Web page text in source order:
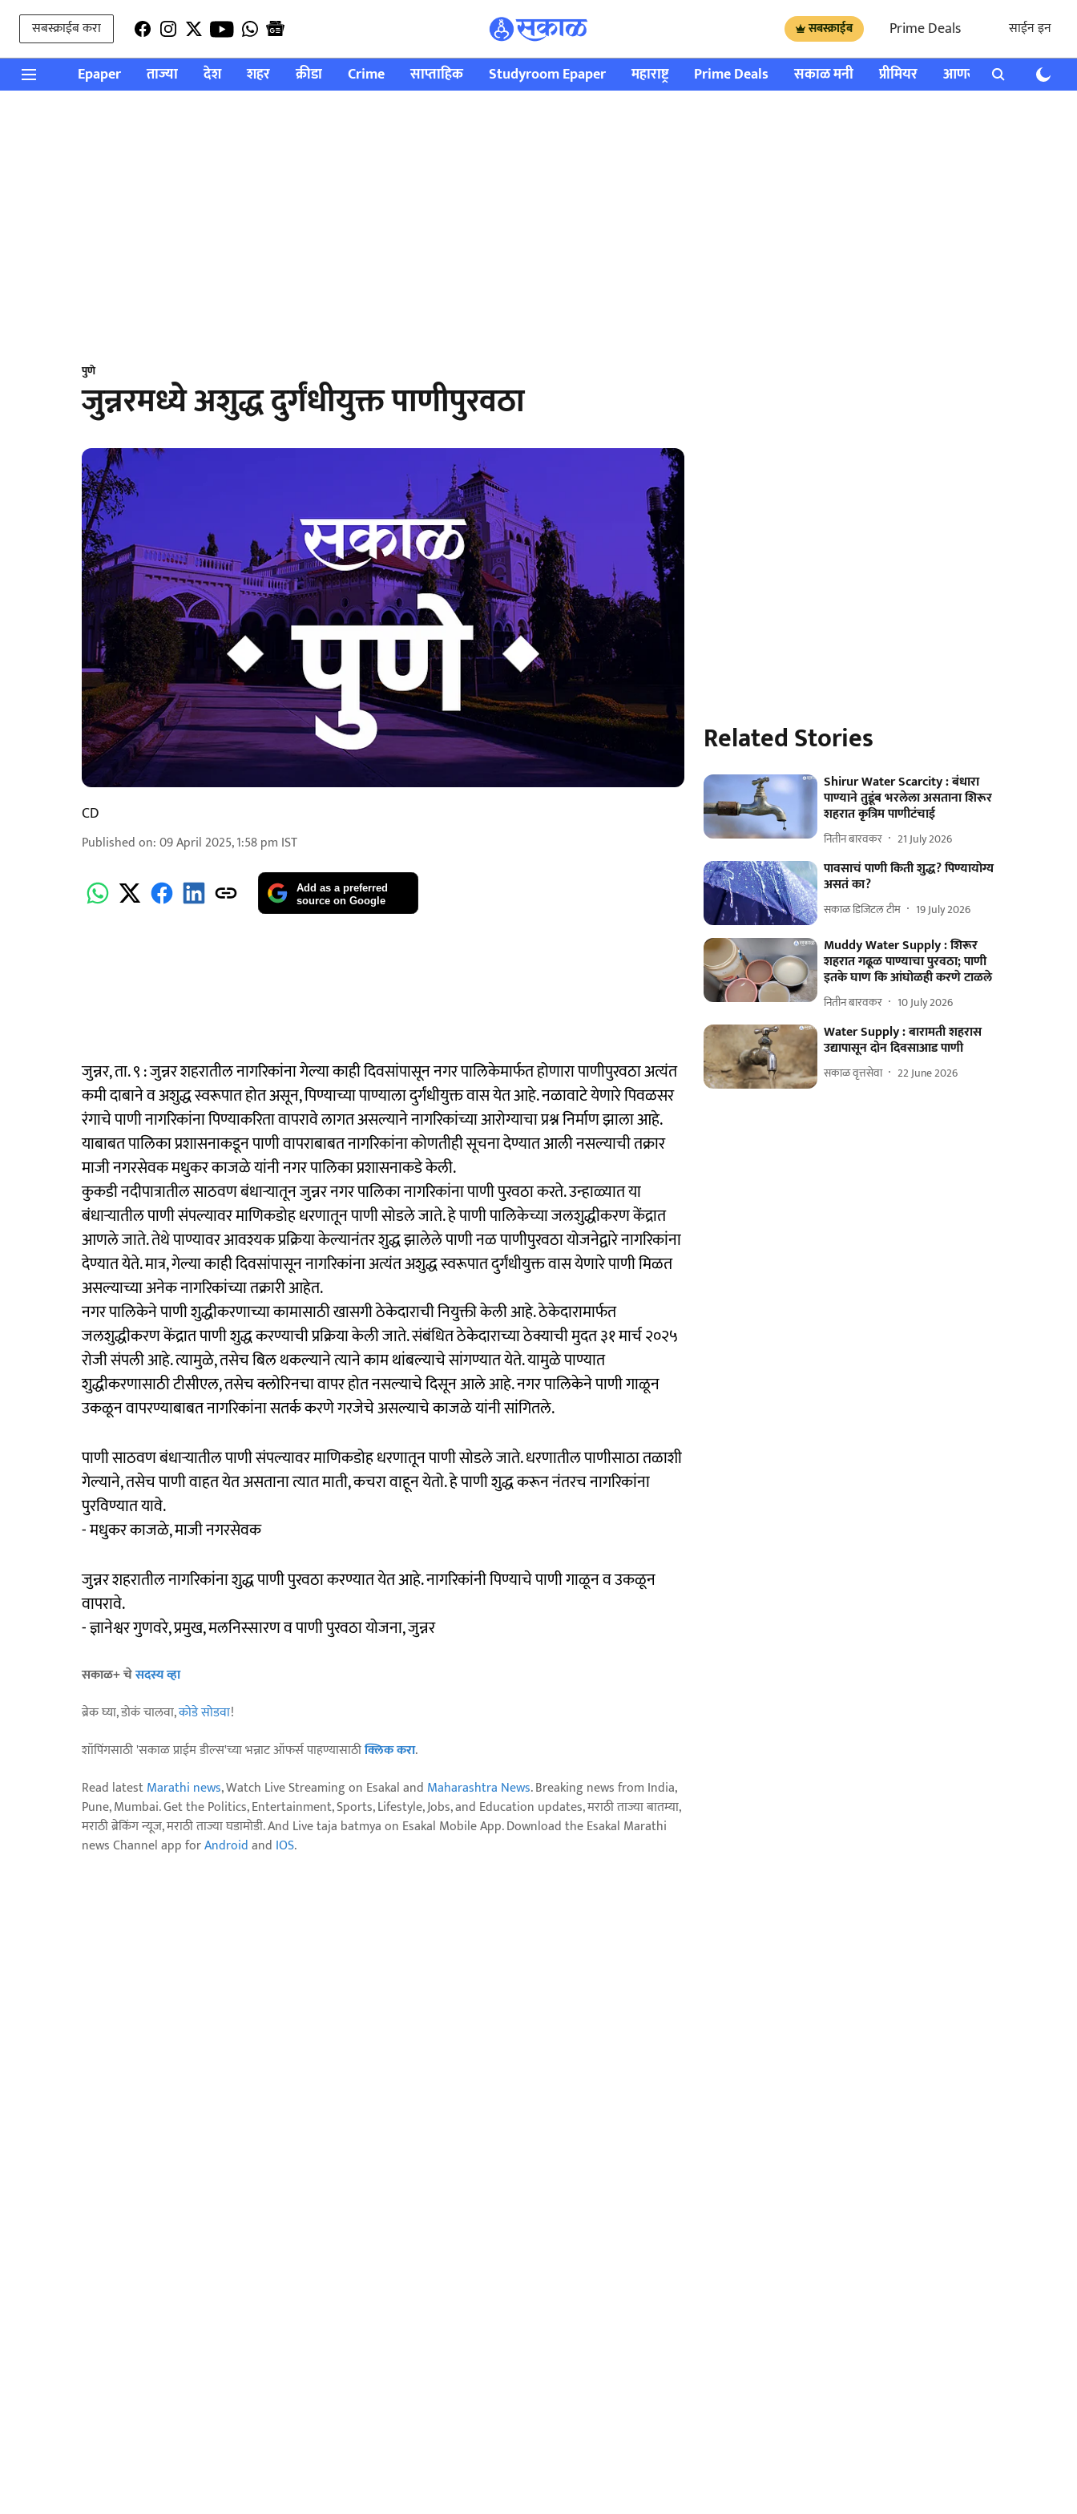
सबस्क्राईब करा सबस्क्राईब Prime Deals साईन इन
Epaper ताज्या देश शहर क्रीडा Crime साप्ताहिक Studyroom Epaper महाराष्ट्र Prime Deals सकाळ मनी प्रीमियर आणखी राशी भविष्य
पुणे
जुन्नरमध्ये अशुद्ध दुर्गंधीयुक्त पाणीपुरवठा
CD
Published on:09 April 2025, 1:58 pm IST
Add as a preferred
source on Google
जुन्नर, ता. ९ : जुन्नर शहरातील नागरिकांना गेल्या काही दिवसांपासून नगर पालिकेमार्फत होणारा पाणीपुरवठा अत्यंत
कमी दाबाने व अशुद्ध स्वरूपात होत असून, पिण्याच्या पाण्याला दुर्गंधीयुक्त वास येत आहे. नळावाटे येणारे पिवळसर
रंगाचे पाणी नागरिकांना पिण्याकरिता वापरावे लागत असल्याने नागरिकांच्या आरोग्याचा प्रश्न निर्माण झाला आहे.
याबाबत पालिका प्रशासनाकडून पाणी वापराबाबत नागरिकांना कोणतीही सूचना देण्यात आली नसल्याची तक्रार
माजी नगरसेवक मधुकर काजळे यांनी नगर पालिका प्रशासनाकडे केली.
कुकडी नदीपात्रातील साठवण बंधाऱ्यातून जुन्नर नगर पालिका नागरिकांना पाणी पुरवठा करते. उन्हाळ्यात या
बंधाऱ्यातील पाणी संपल्यावर माणिकडोह धरणातून पाणी सोडले जाते. हे पाणी पालिकेच्या जलशुद्धीकरण केंद्रात
आणले जाते. तेथे पाण्यावर आवश्यक प्रक्रिया केल्यानंतर शुद्ध झालेले पाणी नळ पाणीपुरवठा योजनेद्वारे नागरिकांना
देण्यात येते. मात्र, गेल्या काही दिवसांपासून नागरिकांना अत्यंत अशुद्ध स्वरूपात दुर्गंधीयुक्त वास येणारे पाणी मिळत
असल्याच्या अनेक नागरिकांच्या तक्रारी आहेत.
नगर पालिकेने पाणी शुद्धीकरणाच्या कामासाठी खासगी ठेकेदाराची नियुक्ती केली आहे. ठेकेदारामार्फत
जलशुद्धीकरण केंद्रात पाणी शुद्ध करण्याची प्रक्रिया केली जाते. संबंधित ठेकेदाराच्या ठेक्याची मुदत ३१ मार्च २०२५
रोजी संपली आहे. त्यामुळे, तसेच बिल थकल्याने त्याने काम थांबल्याचे सांगण्यात येते. यामुळे पाण्यात
शुद्धीकरणासाठी टीसीएल, तसेच क्लोरिनचा वापर होत नसल्याचे दिसून आले आहे. नगर पालिकेने पाणी गाळून
उकळून वापरण्याबाबत नागरिकांना सतर्क करणे गरजेचे असल्याचे काजळे यांनी सांगितले.
पाणी साठवण बंधाऱ्यातील पाणी संपल्यावर माणिकडोह धरणातून पाणी सोडले जाते. धरणातील पाणीसाठा तळाशी
गेल्याने, तसेच पाणी वाहत येत असताना त्यात माती, कचरा वाहून येतो. हे पाणी शुद्ध करून नंतरच नागरिकांना
पुरविण्यात यावे.
- मधुकर काजळे, माजी नगरसेवक
जुन्नर शहरातील नागरिकांना शुद्ध पाणी पुरवठा करण्यात येत आहे. नागरिकांनी पिण्याचे पाणी गाळून व उकळून
वापरावे.
- ज्ञानेश्वर गुणवरे, प्रमुख, मलनिस्सारण व पाणी पुरवठा योजना, जुन्नर
सकाळ+ चेसदस्य व्हा
ब्रेक घ्या, डोकं चालवा,कोडे सोडवा!
शॉपिंगसाठी 'सकाळ प्राईम डील्स'च्या भन्नाट ऑफर्स पाहण्यासाठीक्लिक करा.
Read latestMarathi news, Watch Live Streaming on Esakal and Maharashtra News. Breaking news from India,
Pune, Mumbai. Get the Politics, Entertainment, Sports, Lifestyle, Jobs, and Education updates, मराठी ताज्या बातम्या,
मराठी ब्रेकिंग न्यूज, मराठी ताज्या घडामोडी. And Live taja batmya on Esakal Mobile App. Download the Esakal Marathi
news Channel app forAndroidand IOS.
Related Stories
Shirur Water Scarcity : बंधारा
पाण्याने तुडूंब भरलेला असताना शिरूर
शहरात कृत्रिम पाणीटंचाई
नितीन बारवकर 21 July 2026
पावसाचं पाणी किती शुद्ध? पिण्यायोग्य
असतं का?
सकाळ डिजिटल टीम 19 July 2026
Muddy Water Supply : शिरूर
शहरात गढूळ पाण्याचा पुरवठा; पाणी
इतके घाण कि आंघोळही करणे टाळले
नितीन बारवकर 10 July 2026
Water Supply : बारामती शहरास
उद्यापासून दोन दिवसाआड पाणी
सकाळ वृत्तसेवा 22 June 2026